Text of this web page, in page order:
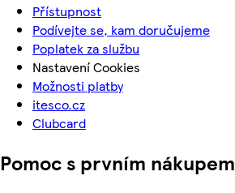
Přístupnost
Podívejte se, kam doručujeme
Poplatek za službu
Nastavení Cookies
Možnosti platby
itesco.cz
Clubcard
Pomoc s prvním nákupem